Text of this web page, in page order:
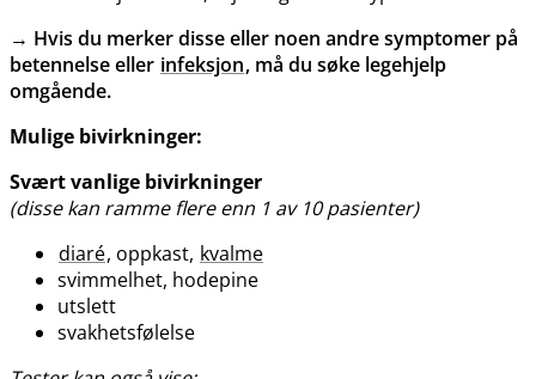
→ Hvis du merker disse eller noen andre symptomer på
betennelse eller infeksjon, må du søke legehjelp
omgående.
Mulige bivirkninger:
Svært vanlige bivirkninger
(disse kan ramme flere enn 1 av 10 pasienter)
diaré, oppkast, kvalme
svimmelhet, hodepine
utslett
svakhetsfølelse